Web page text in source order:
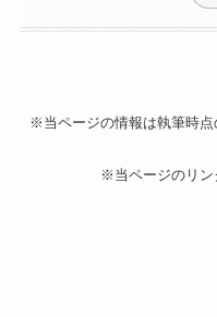
※当ページの情報は執筆時
※当ページのリン